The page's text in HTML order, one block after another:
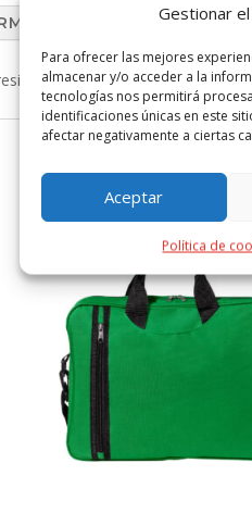
Gestionar
Para ofrecer las mejores
almacenar y/o acceder a la
tecnologías nos permitirá
identificaciones únicas en este
afectar negativamente a ciertas
Aceptar
Política de
ADICIONAL
cartón reciclado. Con